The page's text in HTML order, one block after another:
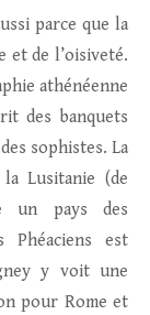
parce que la
et de l’oisiveté.
athénéenne
des banquets
sophistes. La
Lusitanie (de
un pays des
est
y voit une
pour Rome et